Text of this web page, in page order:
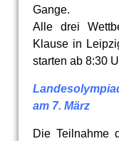
Gange.
Alle drei
Klause in
starten ab 8:30
am 7. März
Die Teilnahme